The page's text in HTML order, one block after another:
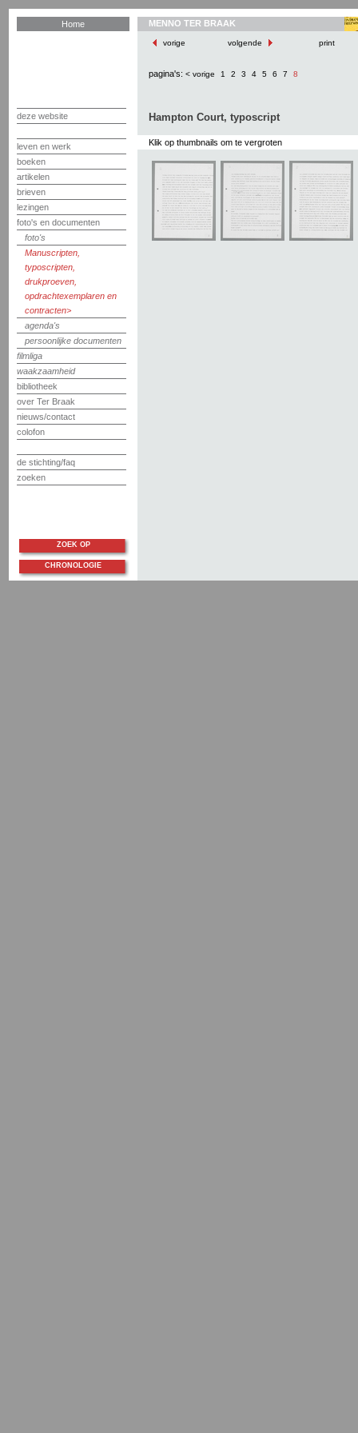
Home
deze website
leven en werk
boeken
artikelen
brieven
lezingen
foto's en documenten
foto's
Manuscripten,
typoscripten,
drukproeven,
opdrachtexemplaren en
contracten
agenda's
persoonlijke documenten
filmliga
waakzaamheid
bibliotheek
over Ter Braak
nieuws/contact
colofon
de stichting/faq
zoeken
MENNO TER BRAAK
vorige volgende print
pagina's: < vorige 1 2 3 4 5 6 7 8
Hampton Court, typoscript
Klik op thumbnails om te vergroten
ZOEK OP
CHRONOLOGIE